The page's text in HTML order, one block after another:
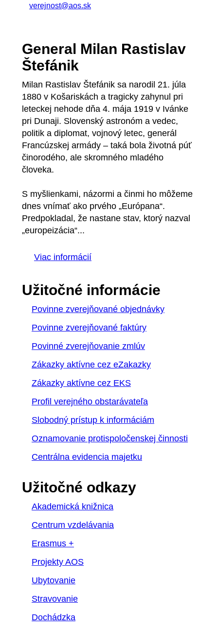
verejnost@aos.sk
General Milan Rastislav
Štefánik
Milan Rastislav Štefánik sa narodil 21. júla
1880 v Košariskách a tragicky zahynul pri
leteckej nehode dňa 4. mája 1919 v Ivánke
pri Dunaji. Slovenský astronóm a vedec,
politik a diplomat, vojnový letec, generál
Francúzskej armády – taká bola životná púť
činorodého, ale skromného mladého
človeka.
S myšlienkami, názormi a činmi ho môžeme
dnes vnímať ako prvého „Európana“.
Predpokladal, že nastane stav, ktorý nazval
„europeizácia“...
Viac informácií
Užitočné informácie
Povinne zverejňované objednávky
Povinne zverejňované faktúry
Povinné zverejňovanie zmlúv
Zákazky aktívne cez eZakazky
Zákazky aktívne cez EKS
Profil verejného obstarávateľa
Slobodný prístup k informáciám
Oznamovanie protispoločenskej činnosti
Centrálna evidencia majetku
Užitočné odkazy
Akademická knižnica
Centrum vzdelávania
Erasmus +
Projekty AOS
Ubytovanie
Stravovanie
Dochádzka